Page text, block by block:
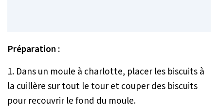
Préparation :
1. Dans un moule à charlotte, placer les biscuits à
la cuillère sur tout le tour et couper des biscuits
pour recouvrir le fond du moule.